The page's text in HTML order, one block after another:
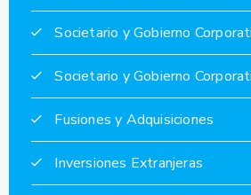
Societario y Gobierno
Societario y Gobierno
Fusiones y Adquisiciones
Inversiones Extranjeras